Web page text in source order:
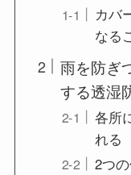
カバ
なる
雨を防ぎ
する透湿
各所
れる
2つ